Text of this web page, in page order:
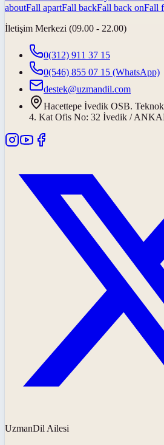
aboutFall apartFall backFall back onFall
İletişim Merkezi (09.00 - 22.00)
0(312) 911 37 15
0(546) 855 07 15 (WhatsApp)
destek@uzmandil.com
Hacettepe İvedik OSB.
4. Kat Ofis No: 32 İvedik /
UzmanDil Ailesi